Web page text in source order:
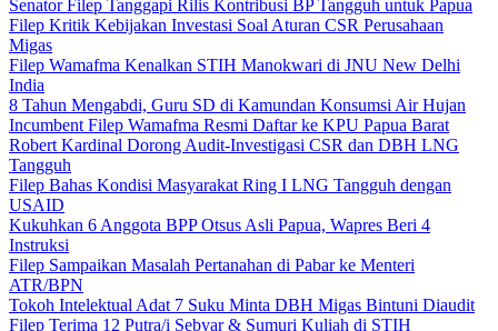
Senator Filep Tanggapi Rilis Kontribusi BP Tangguh untuk Papua
Filep Kritik Kebijakan Investasi Soal Aturan CSR Perusahaan
Migas
Filep Wamafma Kenalkan STIH Manokwari di JNU New Delhi
India
8 Tahun Mengabdi, Guru SD di Kamundan Konsumsi Air Hujan
Incumbent Filep Wamafma Resmi Daftar ke KPU Papua Barat
Robert Kardinal Dorong Audit-Investigasi CSR dan DBH LNG
Tangguh
Filep Bahas Kondisi Masyarakat Ring I LNG Tangguh dengan
USAID
Kukuhkan 6 Anggota BPP Otsus Asli Papua, Wapres Beri 4
Instruksi
Filep Sampaikan Masalah Pertanahan di Pabar ke Menteri
ATR/BPN
Tokoh Intelektual Adat 7 Suku Minta DBH Migas Bintuni Diaudit
Filep Terima 12 Putra/i Sebyar & Sumuri Kuliah di STIH